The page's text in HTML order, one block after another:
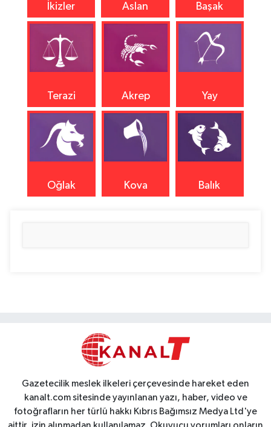
İkizler Aslan Başak
Terazi Akrep Yay
Oğlak Kova Balık
Gazetecilik meslek ilkeleri çerçevesinde hareket eden
kanalt.com sitesinde yayınlanan yazı, haber, video ve
fotoğrafların her türlü hakkı Kıbrıs Bağımsız Medya Ltd'ye